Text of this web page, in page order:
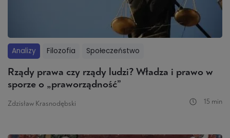
Analizy Filozofia Społeczeństwo
Rządy prawa czy rządy ludzi? Władza i prawo w
sporze o „praworządność”
Zdzisław Krasnodębski 15 min